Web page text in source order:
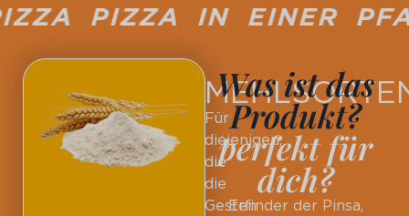
PIZZA IN EINER
Für
diejenigen,
die
die
Gesten
Was ist das
Produkt?
perfekt für
dich?
Erfinder der Pinsa,